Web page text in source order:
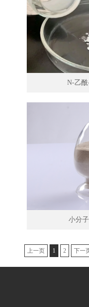
N-乙
小分
上一页 1 2 下一